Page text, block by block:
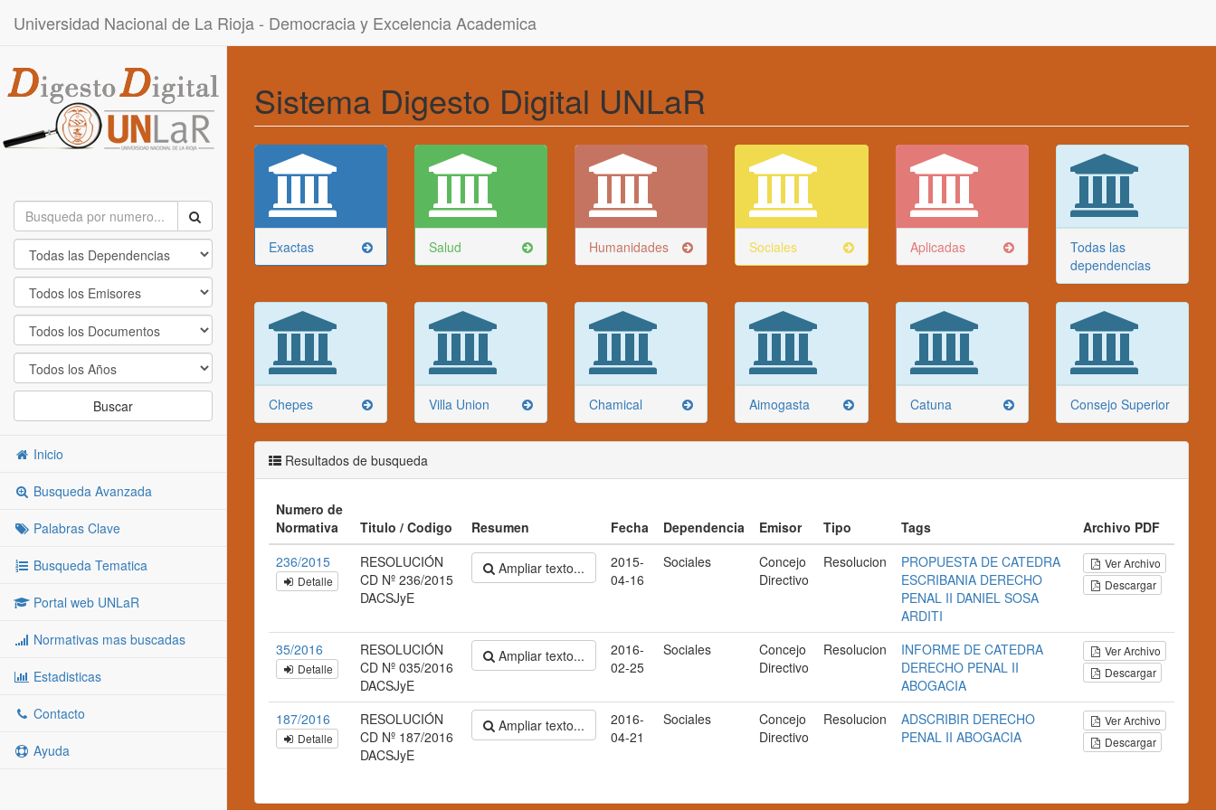
Universidad Nacional de La Rioja - Democracia y Excelencia Academica
Buscar
Inicio
Busqueda Avanzada
Palabras Clave
Busqueda Tematica
Portal web UNLaR
Normativas mas buscadas
Estadisticas
Contacto
Ayuda
Sistema Digesto Digital UNLaR
Exactas Salud Humanidades Sociales Aplicadas
Todas las
dependencias
Chepes Villa Union Chamical Aimogasta Catuna Consejo Superior
Resultados de busqueda
Numero de
Normativa
Titulo / Codigo Resumen Fecha Dependencia Emisor Tipo Tags
Archivo PDF
236/2015
Detalle
RESOLUCIÓN
CD Nº 236/2015
DACSJyE
Ampliar texto...
2015-
04-16
Sociales
Concejo
Directivo
Resolucion
PROPUESTA DE CATEDRA
ESCRIBANIA DERECHO
PENAL II DANIEL SOSA
ARDITI
Ver Archivo
Descargar
35/2016
Detalle
RESOLUCIÓN
CD Nº 035/2016
DACSJyE
Ampliar texto...
2016-
02-25
Sociales
Concejo
Directivo
Resolucion
INFORME DE CATEDRA
DERECHO PENAL II
ABOGACIA
Ver Archivo
Descargar
187/2016
Detalle
RESOLUCIÓN
CD Nº 187/2016
DACSJyE
Ampliar texto...
2016-
04-21
Sociales
Concejo
Directivo
Resolucion ADSCRIBIR DERECHO
PENAL II ABOGACIA
Ver Archivo
Descargar